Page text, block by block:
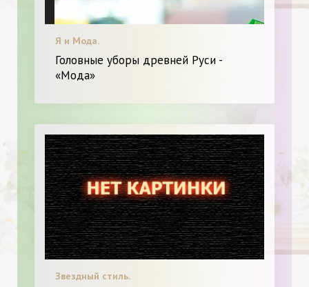
Я и Мода.
Головные уборы древней Руси -
«Мода»
Звездный стиль.